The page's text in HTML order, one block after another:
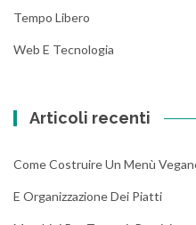
Tempo Libero
Web E Tecnologia
Articoli recenti
Come Costruire Un Menù
E Organizzazione Dei Piatti